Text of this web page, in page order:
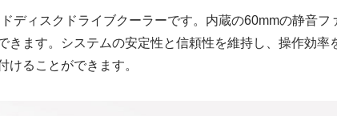
ディスクドライブクーラーです。内蔵の60mmの静音フ
きます。システムの安定性と信頼性を維持し、操作効率
ることができます。